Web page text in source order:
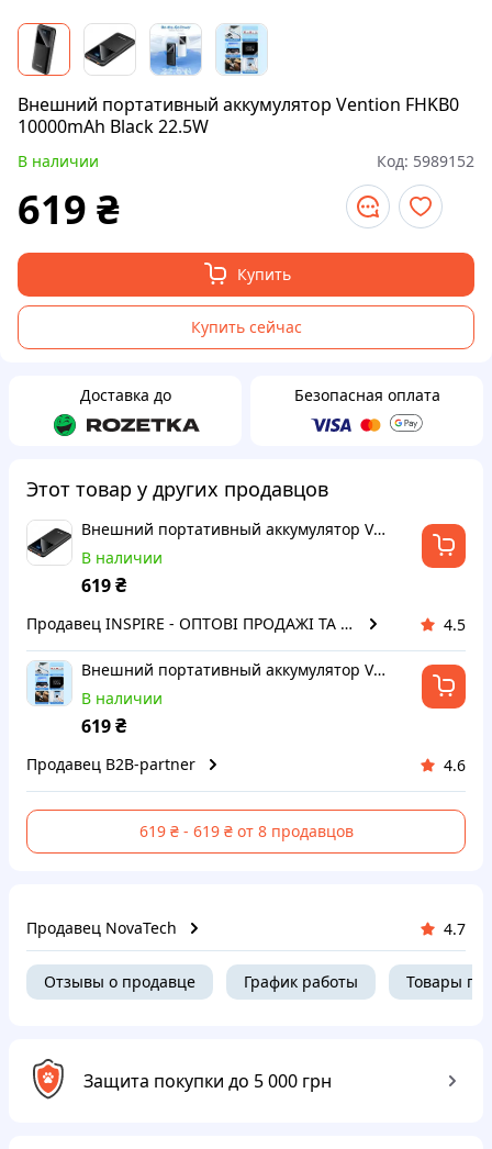
Внешний портативный аккумулятор Vention FHKB0
10000mAh Black 22.5W
В наличии Код: 5989152
619 ₴
Купить
Купить сейчас
Доставка до Безопасная оплата
Этот товар у других продавцов
Внешний портативный аккумулятор Vention FHKB0 10000mAh Black 22.5W
В наличии
619₴
Продавец INSPIRE - ОПТОВІ ПРОДАЖІ ТА БЕЗГОТІВКА ДЛЯ БІЗНЕСУ 4.5
Внешний портативный аккумулятор Vention FHKB0 10000mAh Black 22.5W
В наличии
619₴
Продавец B2B-partner 4.6
619 ₴ - 619 ₴ от 8 продавцов
Продавец NovaTech 4.7
Отзывы о продавце График работы Товары
Защита покупки до 5 000 грн